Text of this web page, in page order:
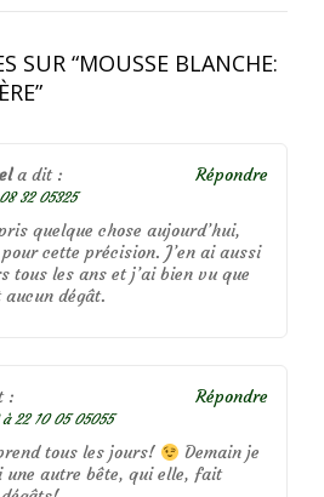
SUR “MOUSSE BLANCHE:
”
a dit :
32 05325
quelque chose aujourd’hui,
cette précision. J’en ai aussi
tous les ans et j’ai bien vu que
dégât.
Répondre
:
22 10 05 05055
tous les jours!
Demain je
une autre bête, qui elle, fait
Répondre